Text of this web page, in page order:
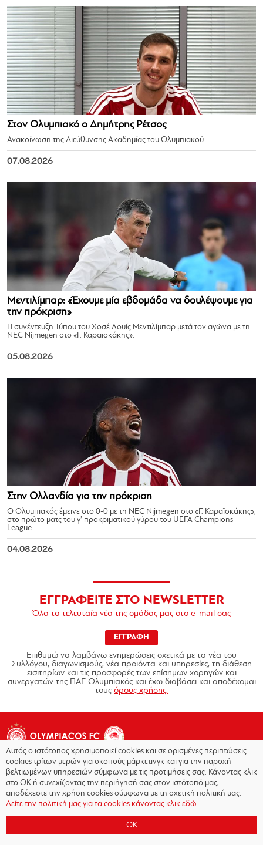
Στον Ολυμπιακό ο Δημήτρης Ρέτσος
Ανακοίνωση της Διεύθυνσης Ακαδημίας του Ολυμπιακού.
07.08.2026
Μεντιλίμπαρ: «Έχουμε μία εβδομάδα να δουλέψουμε για
την πρόκριση»
Η συνέντευξη Τύπου του Χοσέ Λουίς Μεντιλίμπαρ μετά τον αγώνα με τη
NEC Nijmegen στο «Γ. Καραϊσκάκης».
05.08.2026
Στην Ολλανδία για την πρόκριση
Ο Ολυμπιακός έμεινε στο 0-0 με τη NEC Nijmegen στο «Γ. Καραϊσκάκης»,
στο πρώτο ματς του γ’ προκριματικού γύρου του UEFA Champions
League.
04.08.2026
ΕΓΓΡΑΦΕΙΤΕ ΣΤΟ NEWSLETTER
Όλα τα τελευταία νέα της ομάδας μας στο e-mail σας
ΕΓΓΡΑΦΗ
Επιθυμώ να λαμβάνω ενημερώσεις σχετικά με τα νέα του
Συλλόγου, διαγωνισμούς, νέα προϊόντα και υπηρεσίες, τη διάθεση
εισιτηρίων και τις προσφορές των επίσημων χορηγών και
συνεργατών της ΠΑΕ Ολυμπιακός και έχω διαβάσει και αποδέχομαι
τους όρους χρήσης.
Copyright © 2026 - Olympiacos.org
Όροι χρήσης|Πολιτική Απορρήτου|Πολιτική
Επικοινωνία
Αυτός ο ιστότοπος χρησιμοποιεί cookies και σε ορισμένες περιπτώσεις
cookies τρίτων μερών για σκοπούς μάρκετινγκ και για την παροχή
βελτιωμένων υπηρεσιών σύμφωνα με τις προτιμήσεις σας. Κάνοντας κλικ
στο OK ή συνεχίζοντας την περιήγησή σας στον ιστότοπό μας,
αποδέχεστε την χρήση cookies σύμφωνα με τη σχετική πολιτική μας.
Δείτε την πολιτική μας για τα cookies κάνοντας κλικ εδώ.
OK